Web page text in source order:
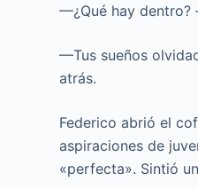
—¿Qué hay
—Tus sueños
atrás.
Federico abrió el
aspiraciones de
«perfecta». Sintió